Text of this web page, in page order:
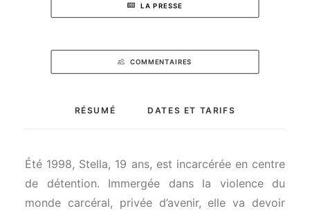
LA PRESSE
COMMENTAIRES
RÉSUMÉ DATES ET TARIFS
Été 1998, Stella, 19 ans, est incarcérée en centre
de détention. Immergée dans la violence du
monde carcéral, privée d’avenir, elle va devoir